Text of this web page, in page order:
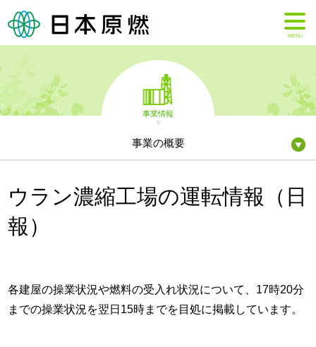
MENU
事業情報
事業の概要
ウラン濃縮工場の運転情報（日
報）
各建屋の操業状況や燃料の受入れ状況について、17時20分
までの操業状況を翌日15時までを目処に掲載しています。